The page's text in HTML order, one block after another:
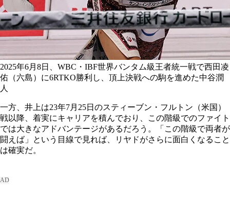
2025年6月8日、WBC・IBF世界バンタム級王者統一戦で西田凌
佑（六島）に6RTKO勝利し、頂上決戦への駒を進めた中谷潤
人
一方、井上は23年7月25日のスティーブン・フルトン（米国）
戦以降、着実にキャリアを積んでおり、この階級でのファイト
では大きなアドバンテージがあるだろう。「この階級で両者が
闘えば」という目線で見れば、リヤドがさらに面白くなること
は確実だ。